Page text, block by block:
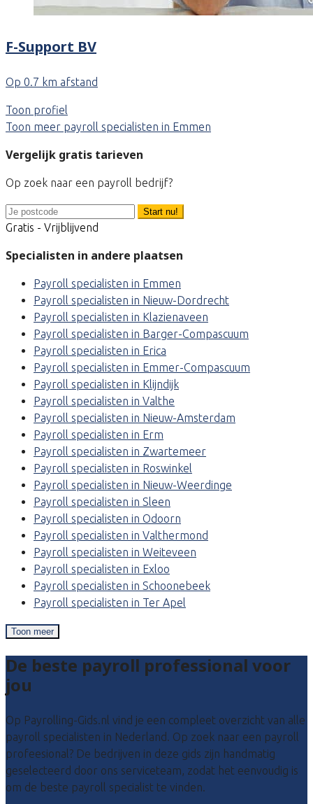
F-Support BV
Op 0.7 km afstand
Toon profiel
Toon meer payroll specialisten in Emmen
Vergelijk gratis tarieven
Op zoek naar een payroll bedrijf?
Start nu!
Gratis - Vrijblijvend
Specialisten in andere plaatsen
Payroll specialisten in Emmen
Payroll specialisten in Nieuw-Dordrecht
Payroll specialisten in Klazienaveen
Payroll specialisten in Barger-Compascuum
Payroll specialisten in Erica
Payroll specialisten in Emmer-Compascuum
Payroll specialisten in Klijndijk
Payroll specialisten in Valthe
Payroll specialisten in Nieuw-Amsterdam
Payroll specialisten in Erm
Payroll specialisten in Zwartemeer
Payroll specialisten in Roswinkel
Payroll specialisten in Nieuw-Weerdinge
Payroll specialisten in Sleen
Payroll specialisten in Odoorn
Payroll specialisten in Valthermond
Payroll specialisten in Weiteveen
Payroll specialisten in Exloo
Payroll specialisten in Schoonebeek
Payroll specialisten in Ter Apel
Toon meer
De beste payroll professional voor
jou
Op Payrolling-Gids.nl vind je een compleet overzicht van alle
payroll specialisten in Nederland. Op zoek naar een payroll
profeesional? De bedrijven in deze gids zijn handmatig
geselecteerd door ons serviceteam, zodat het eenvoudig is
om de beste payroll specialist te vinden.